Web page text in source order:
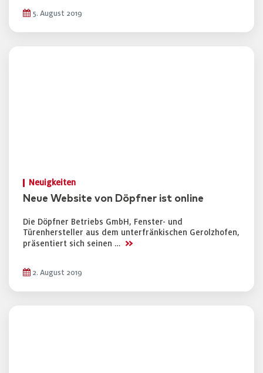
5. August 2019
Neuigkeiten
Neue Website von Döpfner ist online
Die Döpfner Betriebs GmbH, Fenster- und
Türenhersteller aus dem unterfränkischen Gerolzhofen,
präsentiert sich seinen … >>
2. August 2019